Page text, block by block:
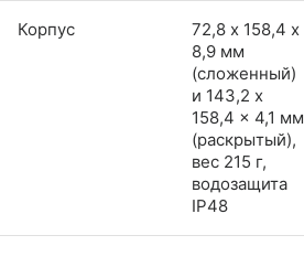
Корпус
72,8 х 158,4 х
8,9 мм
(сложенный)
и 143,2 x
158,4 x 4,1 мм
(раскрытый),
вес 215 г,
водозащита
IP48